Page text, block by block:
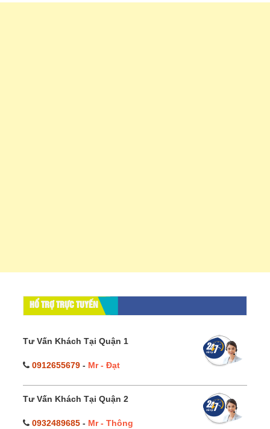
HỔ TRỢ TRỰC TUYẾN
Tư Vấn Khách Tại Quận 1
0912655679 - Mr - Đạt
Tư Vấn Khách Tại Quận 2
0932489685 - Mr - Thông